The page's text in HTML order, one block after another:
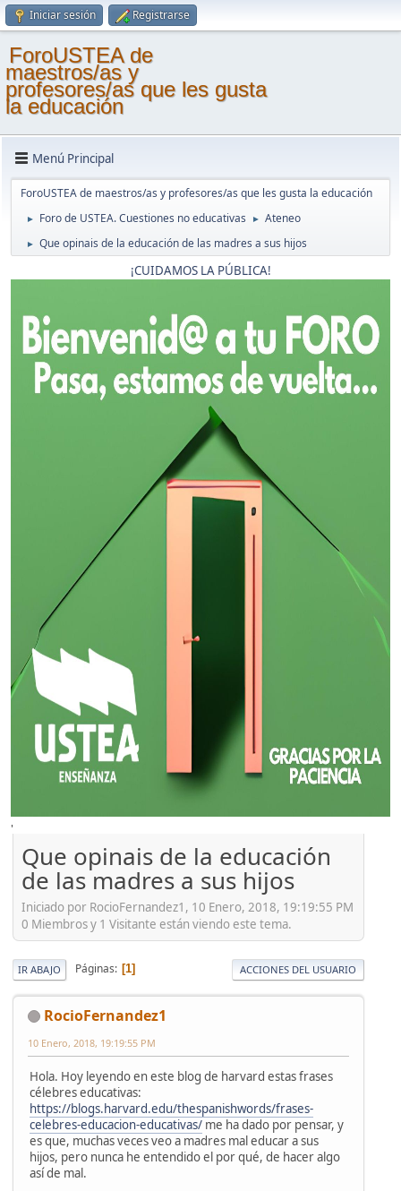
Iniciar sesión Registrarse
ForoUSTEA de
maestros/as y
profesores/as que les gusta
la educación
Menú Principal
ForoUSTEA de maestros/as y profesores/as que les gusta la educación
► Foro de USTEA. Cuestiones no educativas ► Ateneo
► Que opinais de la educación de las madres a sus hijos
¡CUIDAMOS LA PÚBLICA!
'
Que opinais de la educación
de las madres a sus hijos
Iniciado por RocioFernandez1, 10 Enero, 2018, 19:19:55 PM
0 Miembros y 1 Visitante están viendo este tema.
IR ABAJO Páginas 1 ACCIONES DEL USUARIO
RocioFernandez1
10 Enero, 2018, 19:19:55 PM
Hola. Hoy leyendo en este blog de harvard estas frases
célebres educativas:
https://blogs.harvard.edu/thespanishwords/frases-
celebres-educacion-educativas/ me ha dado por pensar, y
es que, muchas veces veo a madres mal educar a sus
hijos, pero nunca he entendido el por qué, de hacer algo
así de mal.